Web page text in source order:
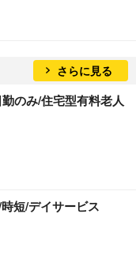
さらに見る
のみ/住宅型有料老人
短/デイサービス